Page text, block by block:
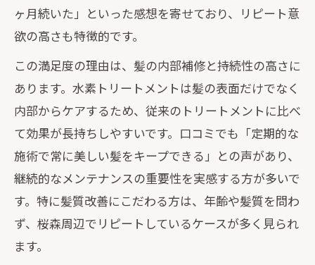
ヶ月続いた」といった感想を寄せており、リピート意
欲の高さも特徴的です。
この満足度の理由は、髪の内部補修と持続性の高さに
あります。水素トリートメントは髪の表面だけでなく
内部からケアするため、従来のトリートメントに比べ
て効果が長持ちしやすいです。口コミでも「定期的な
施術で常に美しい髪をキープできる」との声があり、
継続的なメンテナンスの重要性を実感する方が多いで
す。特に髪質改善にこだわる方は、年齢や髪質を問わ
ず、桜森周辺でリピートしているケースが多く見られ
ます。